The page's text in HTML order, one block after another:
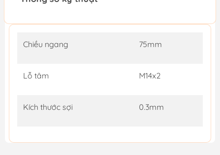
Chiều ngang 75mm
Lỗ tâm M14x2
Kích thước sợi 0.3mm